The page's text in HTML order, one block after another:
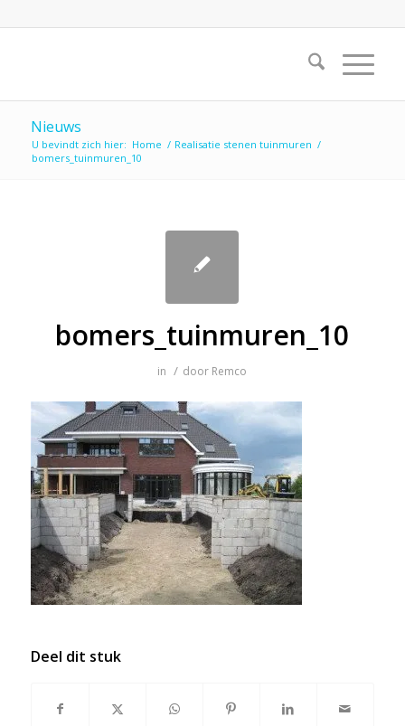
Nieuws
U bevindt zich hier: Home / Realisatie stenen tuinmuren /
bomers_tuinmuren_10
bomers_tuinmuren_10
in / door Remco
Deel dit stuk